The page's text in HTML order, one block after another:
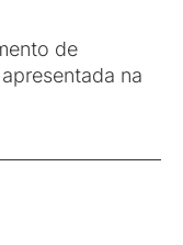
de
na